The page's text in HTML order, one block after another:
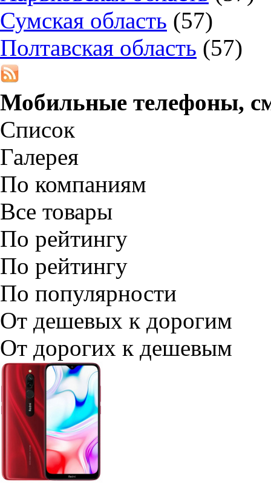
Сумская область (57)
Полтавская область (57)
Мобильные телефоны,
Список
Галерея
По компаниям
Все товары
По рейтингу
По рейтингу
По популярности
От дешевых к дорогим
От дорогих к дешевым